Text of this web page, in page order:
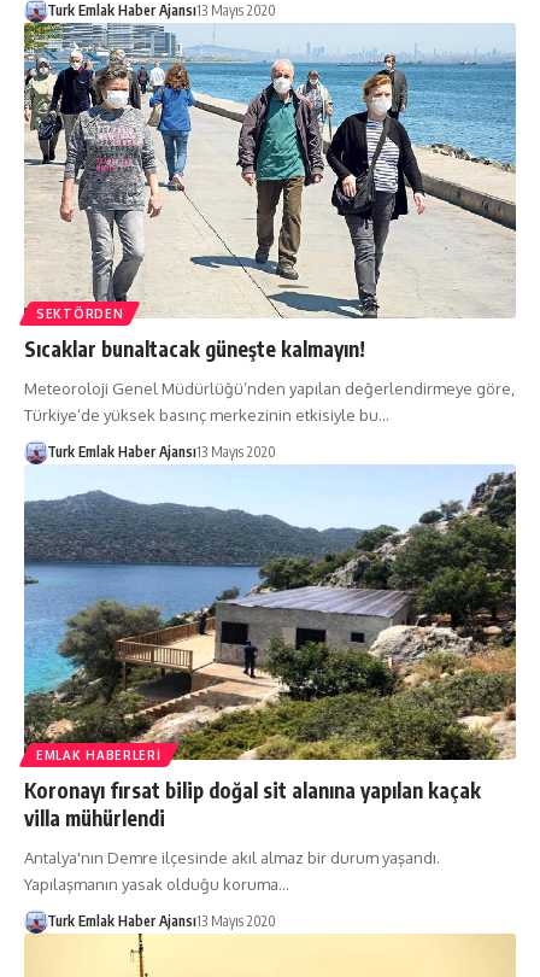
Turk Emlak Haber Ajansı13 Mayıs 2020
SEKTÖRDEN
Sıcaklar bunaltacak güneşte kalmayın!
Meteoroloji Genel Müdürlüğü’nden yapılan değerlendirmeye göre,
Türkiye’de yüksek basınç merkezinin etkisiyle bu…
Turk Emlak Haber Ajansı13 Mayıs 2020
EMLAK HABERLERI
Koronayı fırsat bilip doğal sit alanına yapılan kaçak
villa mühürlendi
Antalya'nın Demre ilçesinde akıl almaz bir durum yaşandı.
Yapılaşmanın yasak olduğu koruma…
Turk Emlak Haber Ajansı13 Mayıs 2020